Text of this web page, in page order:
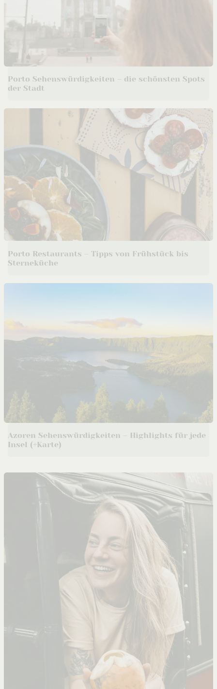
Porto Sehenswürdigkeiten – die schönsten Spots
der Stadt
Porto Restaurants – Tipps von Frühstück bis
Sterneküche
Azoren Sehenswürdigkeiten – Highlights für jede
Insel (+Karte)